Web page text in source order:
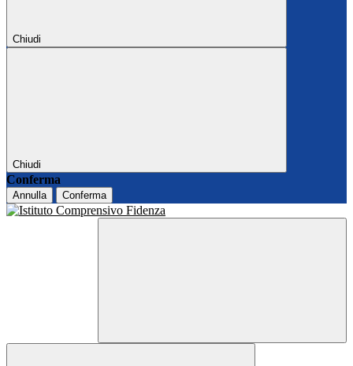
Chiudi
Chiudi
Conferma
Annulla Conferma